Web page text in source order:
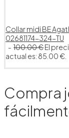
Collar midi BE
02681174-324-TU
100.00€El
actual es: 85.00 €.
Compra